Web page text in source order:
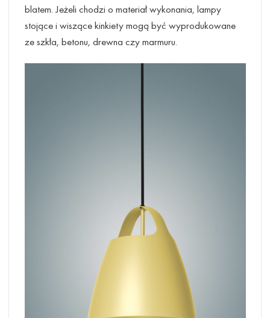
blatem. Jeżeli chodzi o materiał wykonania, lampy
stojące i wiszące kinkiety mogą być wyprodukowane
ze szkła, betonu, drewna czy marmuru.